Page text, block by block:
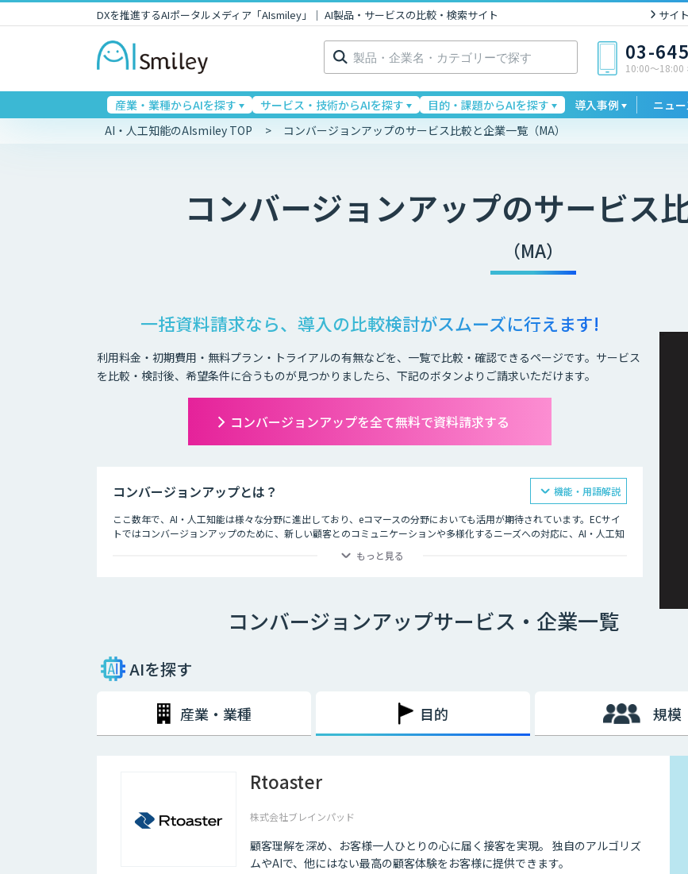
DXを推進するAIポータルメディア「AIsmiley」｜ AI製品・サービスの比較・検索サイト サイ
検
索: 03-
10:00〜18:00
産業・業種からAIを探す サービス・技術からAIを探す 目的・課題からAIを探す 導入事例 ニュ
AI・人工知能のAIsmiley TOP コンバージョンアップのサービス比較と企業一覧（MA）
コンバージョンアップのサービス
（MA）
一括資料請求なら、導入の比較検討がスムーズに行えます!
利用料金・初期費用・無料プラン・トライアルの有無などを、一覧で比較・確認できるページです。サービス
を比較・検討後、希望条件に合うものが見つかりましたら、下記のボタンよりご請求いただけます。
コンバージョンアップを全て無料で資料請求する
コンバージョンアップとは？
ここ数年で、AI・人工知能は様々な分野に進出しており、eコマースの分野においても活用が期待されています。ECサイ
トではコンバージョンアップのために、新しい顧客とのコミュニケーションや多様化するニーズへの対応に、AI・人工知
「既にクーポンの自動表示を行っているが逆効果だという声もある」
このようなお悩みの声が数多く寄せられています。
お客様の行動履歴から1人ひとりのニーズを分析し、興味のある商品を最適なタイミングでレコメンドするAI・人工知能
搭載の各種サービスが注目されています。
もっと見る
機能・用語解説
コンバージョンアップサービス・企業一覧
AIを探す
産業・業種 目的 規模
Rtoaster
株式会社ブレインパッド
顧客理解を深め、お客様一人ひとりの心に届く接客を実現。 独自のアルゴリズ
ムやAIで、他にはない最高の顧客体験をお客様に提供できます。